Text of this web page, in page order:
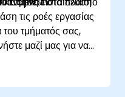
τις ροές εργασίας
του τμήματός σας,
μαζί μας για να